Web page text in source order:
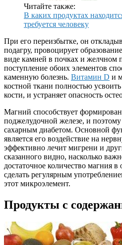
Читайте также:
В каких продуктах
требуется человеку
При его переизбытке, он
подагру, провоцирует
виде камней в почках и желчном
поступление обоих элементов
каменную болезнь. Витамин D и
костной ткани полностью
кости, и устраняет опасность
Магний способствует
поджелудочной железе, и
сахарным диабетом. Основной
является его воздействие на
эффективно лечит мигрени и
сказанного видно, насколько
достаточное количество магния
сделать регулярным
этот микроэлемент.
Продукты с